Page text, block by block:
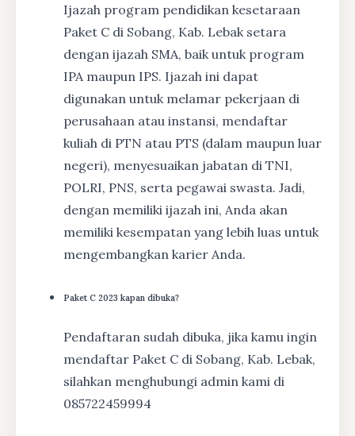
Ijazah program pendidikan kesetaraan
Paket C di Sobang, Kab. Lebak setara
dengan ijazah SMA, baik untuk program
IPA maupun IPS. Ijazah ini dapat
digunakan untuk melamar pekerjaan di
perusahaan atau instansi, mendaftar
kuliah di PTN atau PTS (dalam maupun luar
negeri), menyesuaikan jabatan di TNI,
POLRI, PNS, serta pegawai swasta. Jadi,
dengan memiliki ijazah ini, Anda akan
memiliki kesempatan yang lebih luas untuk
mengembangkan karier Anda.
Paket C 2023 kapan dibuka?
Pendaftaran sudah dibuka, jika kamu ingin
mendaftar Paket C di Sobang, Kab. Lebak,
silahkan menghubungi admin kami di
085722459994